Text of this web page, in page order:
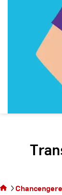
auf der Seite